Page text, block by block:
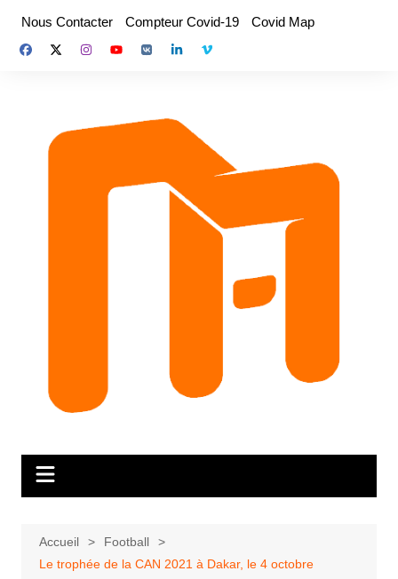
contenu
Nous Contacter Compteur Covid-19 Covid Map
Accueil
Football
Le trophée de la CAN 2021 à Dakar, le 4 octobre